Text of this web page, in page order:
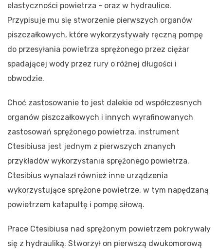
elastyczności powietrza - oraz w hydraulice.
Przypisuje mu się stworzenie pierwszych organów
piszczałkowych, które wykorzystywały ręczną pompę
do przesyłania powietrza sprężonego przez ciężar
spadającej wody przez rury o różnej długości i
obwodzie.
Choć zastosowanie to jest dalekie od współczesnych
organów piszczałkowych i innych wyrafinowanych
zastosowań sprężonego powietrza, instrument
Ctesibiusa jest jednym z pierwszych znanych
przykładów wykorzystania sprężonego powietrza.
Ctesibius wynalazł również inne urządzenia
wykorzystujące sprężone powietrze, w tym napędzaną
powietrzem katapultę i pompę siłową.
Prace Ctesibiusa nad sprężonym powietrzem pokrywały
się z hydrauliką. Stworzył on pierwszą dwukomorową